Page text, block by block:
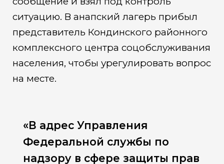
ситуацию. В анапский лагерь прибыл
представитель Кондинского районного
комплексного центра соцобслуживания
населения, чтобы урегулировать вопрос
на месте.
«В адрес Управления
Федеральной службы по
надзору в сфере защиты прав